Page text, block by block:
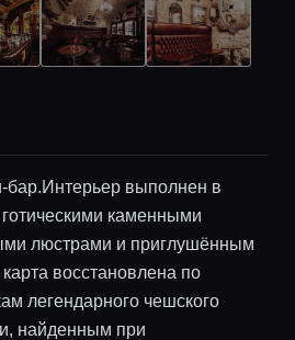
бар.Интерьер выполнен в
каменными
люстрами и приглушённым
восстановлена по
легендарного чешского
найденным при